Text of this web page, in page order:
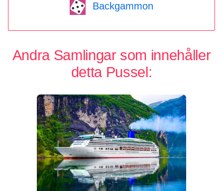
Backgammon
Andra Samlingar som innehåller
detta Pussel: